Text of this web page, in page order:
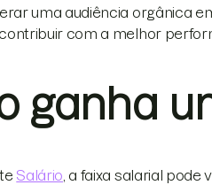
uma audiência orgânica
com a melhor
ganha
Salário , a faixa salarial pode